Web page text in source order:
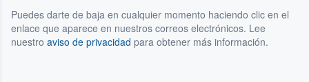
Puedes darte de baja en cualquier momento haciendo clic en el
enlace que aparece en nuestros correos electrónicos. Lee
nuestro aviso de privacidad para obtener más información.